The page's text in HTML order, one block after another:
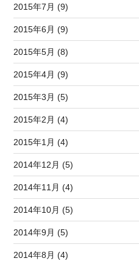
2015年7月 (9)
2015年6月 (9)
2015年5月 (8)
2015年4月 (9)
2015年3月 (5)
2015年2月 (4)
2015年1月 (4)
2014年12月 (5)
2014年11月 (4)
2014年10月 (5)
2014年9月 (5)
2014年8月 (4)